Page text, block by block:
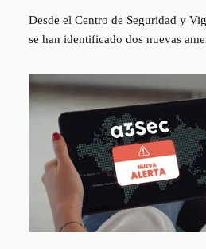
Desde el Centro de Seguridad y
se han identificado dos nuevas